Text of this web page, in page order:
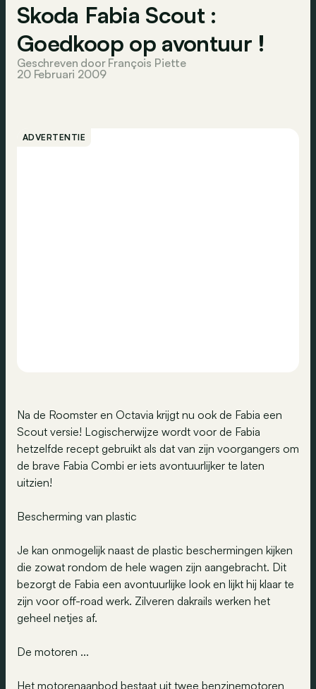
Skoda Fabia Scout :
Goedkoop op avontuur !
Geschreven door François Piette
20 Februari 2009
ADVERTENTIE
Na de Roomster en Octavia krijgt nu ook de Fabia een
Scout versie! Logischerwijze wordt voor de Fabia
hetzelfde recept gebruikt als dat van zijn voorgangers om
de brave Fabia Combi er iets avontuurlijker te laten
uitzien!
Bescherming van plastic
Je kan onmogelijk naast de plastic beschermingen kijken
die zowat rondom de hele wagen zijn aangebracht. Dit
bezorgt de Fabia een avontuurlijke look en lijkt hij klaar te
zijn voor off-road werk. Zilveren dakrails werken het
geheel netjes af.
De motoren ...
Het motorenaanbod bestaat uit twee benzinemotoren